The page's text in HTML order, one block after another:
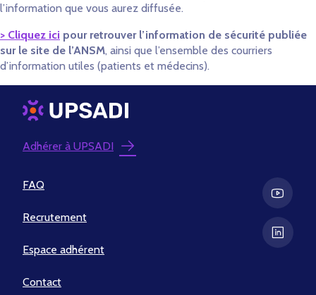
l’information que vous aurez diffusée.
> Cliquez ici pour retrouver l’information de sécurité publiée
sur le site de l’ANSM, ainsi que l’ensemble des courriers
d’information utiles (patients et médecins).
Adhérer à UPSADI
FAQ
Recrutement
Espace adhérent
Contact